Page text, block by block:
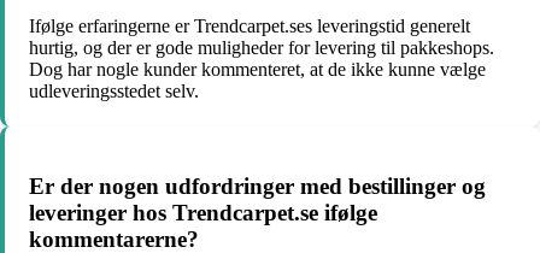
Ifølge erfaringerne er Trendcarpet.ses leveringstid generelt
hurtig, og der er gode muligheder for levering til pakkeshops.
Dog har nogle kunder kommenteret, at de ikke kunne vælge
udleveringsstedet selv.
Er der nogen udfordringer med bestillinger og
leveringer hos Trendcarpet.se ifølge
kommentarerne?